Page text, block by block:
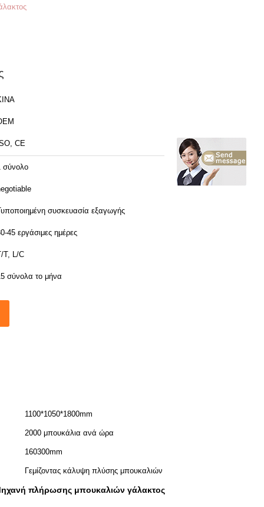
CE
σύνολο
συσκευασία εξαγωγής
45 εργάσιμες ημέρες
T, L/C
σύνολα το μήνα
1100*1050*1800mm
2000 μπουκάλια ανά ώρα
160300mm
Γεμίζοντας κάλυψη πλύσης μπουκαλιών
πλήρωσης μπουκαλιών γάλακτος